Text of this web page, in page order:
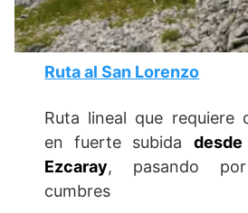
Ruta al San Lorenzo
Ruta lineal que requiere
en fuerte subida
Ezcaray, pasando
cumbres